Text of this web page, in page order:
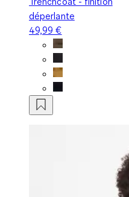
déperlante
49,99 €